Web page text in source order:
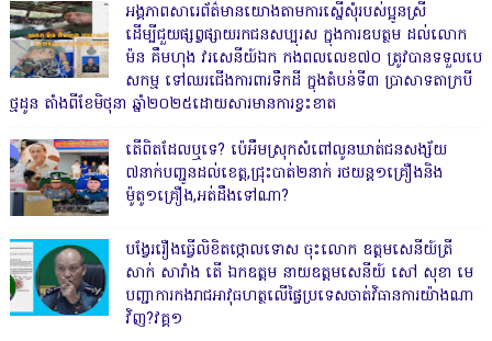
អង្គភាពសារេព័ត៌មានយោងតាមការស្នើសុំរបស់ប្អូនស្រី
ដើម្បីជួយផ្សព្វផ្សាយរកជនសប្បុរស ក្នុងការឧបត្ថម ដល់លោក
ម៉ន គឹមហុង វរសេនីយ៍ឯក កងពលលេខ៧០ ត្រូវបានទទួលបេ
សកម្ម ទៅឈរជើងការពារទឹកដី ក្នុងតំបន់ទី៣ ប្រាសាទតាក្របី
ថ្មដូន តាំងពីខែមិថុនា ឆ្នាំ២០២៥ដោយសារមានការខ្វះខាត
តើពិតដែលឬទេ? ប៉េអឹមស្រុកសំពៅលូនឃាត់ជនសង្ស័យ
៧នាក់បញ្ជូនដល់ខេត្ត,ជ្រុះបាត់២នាក់ រថយន្ត១គ្រឿងនិង
ម៉ូតូ១គ្រឿង,អត់ដឹងទៅណា?
បង្វែររឿងធ្វើលិខិតថ្កោលទោស ចុះលោក ឧត្តមសេនីយ៍ត្រី
សាក់ សារាំង តើ ឯកឧត្តម នាយឧត្តមសេនីយ៍ សៅ សុខា មេ
បញ្ជាការកងរាជអាវុធហត្ថលើផ្ទៃប្រទេសចាត់វិធានការយ៉ាងណា
វិញ?វគ្គ១